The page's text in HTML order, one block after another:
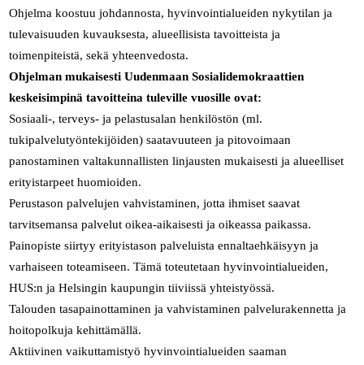
Ohjelma koostuu johdannosta, hyvinvointialueiden nykytilan ja
tulevaisuuden kuvauksesta, alueellisista tavoitteista ja
toimenpiteistä, sekä yhteenvedosta.
Ohjelman mukaisesti Uudenmaan Sosialidemokraattien
keskeisimpinä tavoitteina tuleville vuosille ovat:
Sosiaali-, terveys- ja pelastusalan henkilöstön (ml.
tukipalvelutyöntekijöiden) saatavuuteen ja pitovoimaan
panostaminen valtakunnallisten linjausten mukaisesti ja alueelliset
erityistarpeet huomioiden.
Perustason palvelujen vahvistaminen, jotta ihmiset saavat
tarvitsemansa palvelut oikea-aikaisesti ja oikeassa paikassa.
Painopiste siirtyy erityistason palveluista ennaltaehkäisyyn ja
varhaiseen toteamiseen. Tämä toteutetaan hyvinvointialueiden,
HUS:n ja Helsingin kaupungin tiiviissä yhteistyössä.
Talouden tasapainottaminen ja vahvistaminen palvelurakennetta ja
hoitopolkuja kehittämällä.
Aktiivinen vaikuttamistyö hyvinvointialueiden saaman